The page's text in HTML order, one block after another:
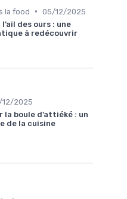
la food • 05/12/2025
des ours : une
à redécouvrir
2025
la boule d’attiéké : un
de la cuisine